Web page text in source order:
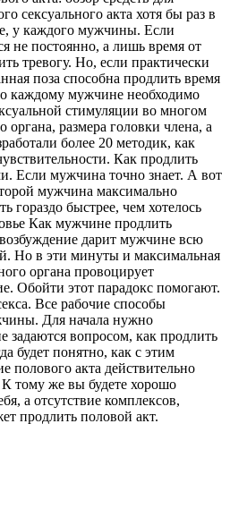
сексуального акта хотя бы раз в
у каждого мужчины. Если
не постоянно, а лишь время от
тревогу. Но, если практически
поза способна продлить время
каждому мужчине необходимо
стимуляции во многом
органа, размера головки члена, а
более 20 методик, как
Как продлить
Если мужчина точно знает. А вот
мужчина максимально
гораздо быстрее, чем хотелось
Как мужчине продлить
дарит мужчине всю
Но в эти минуты и максимальная
органа провоцирует
Обойти этот парадокс помогают.
Все рабочие способы
Для начала нужно
задаются вопросом, как продлить
будет понятно, как с этим
полового акта действительно
тому же вы будете хорошо
а отсутствие комплексов,
продлить половой акт.